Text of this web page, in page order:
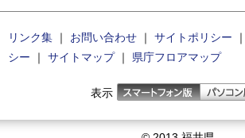
リンク集 ｜ お問い合わせ ｜ サイトポリシー ｜
シー ｜ サイトマップ｜ 県庁フロアマップ
表示